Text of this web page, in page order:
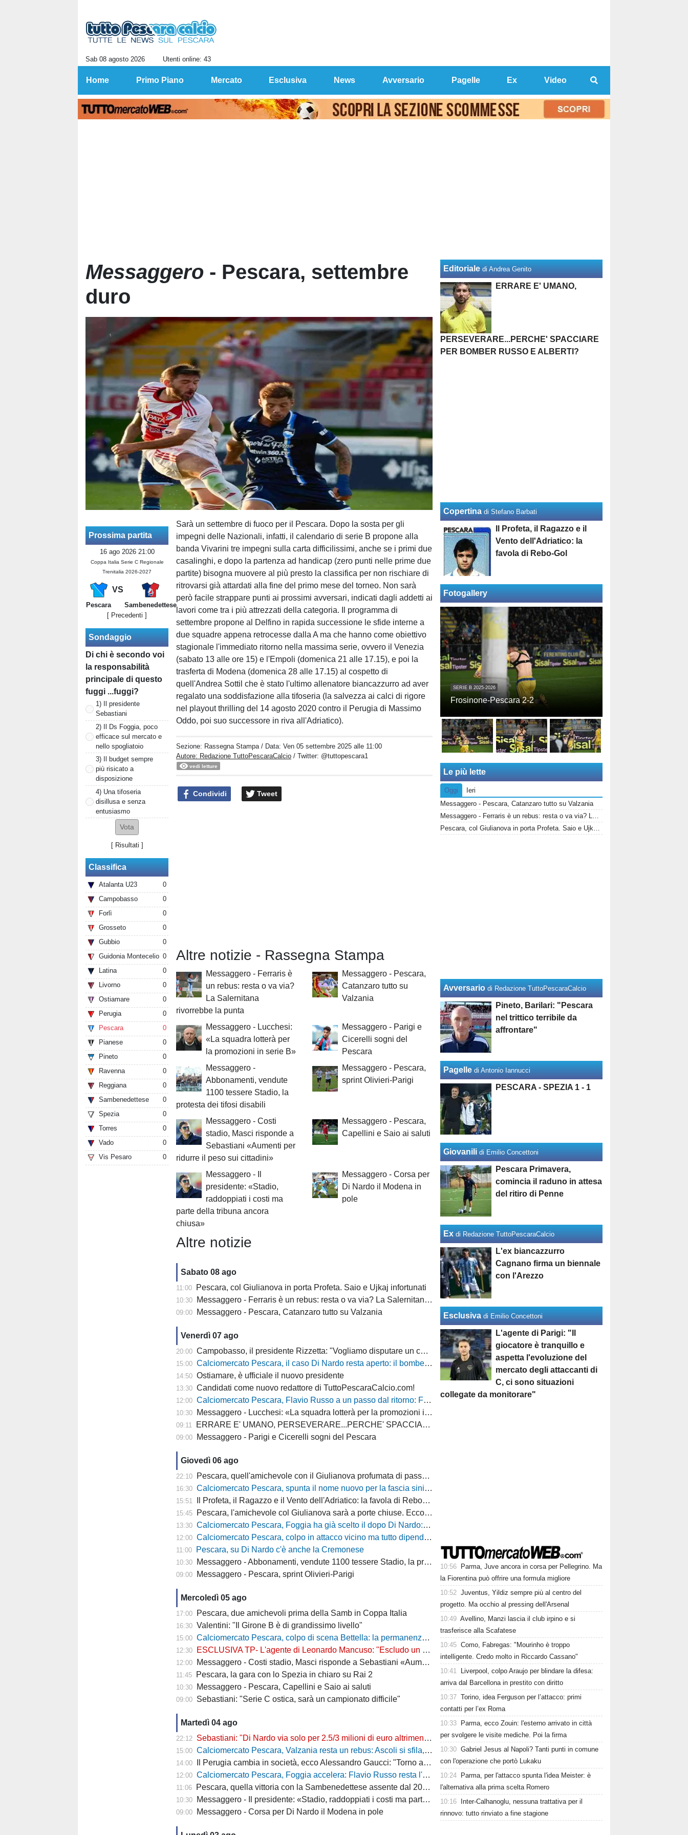
Sab 08 agosto 2026 Utenti online: 43
Home Primo Piano Mercato Esclusiva News Avversario Pagelle Ex Video
Messaggero - Pescara, settembre
duro
Prossima partita
16 ago 2026 21:00
Coppa Italia Serie C Regionale
Trenitalia 2026-2027
VS
Pescara
Sambenedettese
[ Precedenti ]
Sondaggio
Di chi è secondo voi
la responsabilità
principale di questo
fuggi ...fuggi?
1) Il presidente
Sebastiani
2) Il Ds Foggia, poco
efficace sul mercato e
nello spogliatoio
3) Il budget sempre
più risicato a
disposizione
4) Una tifoseria
disillusa e senza
entusiasmo
[ Risultati ]
Classifica
Atalanta U23
0
Campobasso
0
Forlì
0
Grosseto
0
Gubbio
0
Guidonia Montecelio 0
Latina
0
Livorno
0
Ostiamare
0
Perugia
0
Pescara
0
Pianese
0
Pineto
0
Ravenna
0
Reggiana
0
Sambenedettese
0
Spezia
0
Torres
0
Vado
0
Vis Pesaro
0
Sarà un settembre di fuoco per il Pescara. Dopo la sosta per gli
impegni delle Nazionali, infatti, il calendario di serie B propone alla
banda Vivarini tre impegni sulla carta difficilissimi, anche se i primi due
casalinghi, e dopo la partenza ad handicap (zero punti nelle prime due
partite) bisogna muovere al più presto la classifica per non rischiare di
ritrovarsi già attardati alla fine del primo mese del torneo. Non sarà
però facile strappare punti ai prossimi avversari, indicati dagli addetti ai
lavori come tra i più attrezzati della categoria. Il programma di
settembre propone al Delfino in rapida successione le sfide interne a
due squadre appena retrocesse dalla A ma che hanno come obiettivo
stagionale l'immediato ritorno nella massima serie, ovvero il Venezia
(sabato 13 alle ore 15) e l'Empoli (domenica 21 alle 17.15), e poi la
trasferta di Modena (domenica 28 alle 17.15) al cospetto di
quell'Andrea Sottil che è stato l'ultimo allenatore biancazzurro ad aver
regalato una soddisfazione alla tifoseria (la salvezza ai calci di rigore
nel playout thrilling del 14 agosto 2020 contro il Perugia di Massimo
Oddo, poi suo successore in riva all'Adriatico).
Sezione: Rassegna Stampa / Data:Ven 05 settembre 2025 alle 11:00
Autore: Redazione TuttoPescaraCalcio / Twitter: @tuttopescara1
vedi letture
Condividi Tweet
Altre notizie - Rassegna Stampa
Messaggero - Ferraris è
un rebus: resta o va via?
La Salernitana
rivorrebbe la punta
Messaggero - Pescara,
Catanzaro tutto su
Valzania
Messaggero - Lucchesi:
«La squadra lotterà per
la promozioni in serie B»
Messaggero - Parigi e
Cicerelli sogni del
Pescara
Messaggero -
Abbonamenti, vendute
1100 tessere Stadio, la
protesta dei tifosi disabili
Messaggero - Pescara,
sprint Olivieri-Parigi
Messaggero - Costi
stadio, Masci risponde a
Sebastiani «Aumenti per
ridurre il peso sui cittadini»
Messaggero - Pescara,
Capellini e Saio ai saluti
Messaggero - Il
presidente: «Stadio,
raddoppiati i costi ma
parte della tribuna ancora
chiusa»
Messaggero - Corsa per
Di Nardo il Modena in
pole
Altre notizie
Sabato 08 ago
11:00 Pescara, col Giulianova in porta Profeta. Saio e Ujkaj infortunati
10:30 Messaggero - Ferraris è un rebus: resta o va via? La Salernitana rivorrebbe la punta
09:00 Messaggero - Pescara, Catanzaro tutto su Valzania
Venerdì 07 ago
20:00 Campobasso, il presidente Rizzetta: "Vogliamo disputare un campionato di vertice"
15:00 Calciomercato Pescara, il caso Di Nardo resta aperto: il bomber può anche restare in biancazzurro
14:50 Ostiamare, è ufficiale il nuovo presidente
13:30 Candidati come nuovo redattore di TuttoPescaraCalcio.com!
12:00 Calciomercato Pescara, Flavio Russo a un passo dal ritorno: Foggia accelera, il Sassuolo prepara il via libera
10:30 Messaggero - Lucchesi: «La squadra lotterà per la promozioni in serie B»
09:11 ERRARE E' UMANO, PERSEVERARE...PERCHE' SPACCIARE PER BOMBER RUSSO E ALBERTI?
09:00 Messaggero - Parigi e Cicerelli sogni del Pescara
Giovedì 06 ago
22:10 Pescara, quell'amichevole con il Giulianova profumata di passato
16:30 Calciomercato Pescara, spunta il nome nuovo per la fascia sinistra
15:51 Il Profeta, il Ragazzo e il Vento dell'Adriatico: la favola di Rebo-Gol
15:45 Pescara, l'amichevole col Giulianova sarà a porte chiuse. Ecco anche il nuovo orario
13:30 Calciomercato Pescara, Foggia ha già scelto il dopo Di Nardo: c'è un nome in cima alla lista
12:00 Calciomercato Pescara, colpo in attacco vicino ma tutto dipende da Di Nardo: il Frosinone si chiama fuori?
11:00 Pescara, su Di Nardo c'è anche la Cremonese
10:30 Messaggero - Abbonamenti, vendute 1100 tessere Stadio, la protesta dei tifosi disabili
09:00 Messaggero - Pescara, sprint Olivieri-Parigi
Mercoledì 05 ago
17:00 Pescara, due amichevoli prima della Samb in Coppa Italia
16:30 Valentini: "Il Girone B è di grandissimo livello"
15:00 Calciomercato Pescara, colpo di scena Bettella: la permanenza non è più un'ipotesi, ecco cosa sta succedendo
12:30 ESCLUSIVA TP- L'agente di Leonardo Mancuso: "Escludo un suo ritorno a Pescara, vuole rimanere in B"
12:00 Messaggero - Costi stadio, Masci risponde a Sebastiani «Aumenti per ridurre il peso sui cittadini»
11:45 Pescara, la gara con lo Spezia in chiaro su Rai 2
10:30 Messaggero - Pescara, Capellini e Saio ai saluti
09:00 Sebastiani: "Serie C ostica, sarà un campionato difficile"
Martedì 04 ago
22:12 Sebastiani: "Di Nardo via solo per 2.5/3 milioni di euro altrimenti resta a Pescara"
15:00 Calciomercato Pescara, Valzania resta un rebus: Ascoli si sfila, il Catanzaro osserva
14:00 Il Perugia cambia in società, ecco Alessandro Gaucci: "Torno a casa, ecco chi è il nuovo allenatore"
12:00 Calciomercato Pescara, Foggia accelera: Flavio Russo resta l'obiettivo, ma cresce la concorrenza
11:06 Pescara, quella vittoria con la Sambenedettese assente dal 2007-08
10:30 Messaggero - Il presidente: «Stadio, raddoppiati i costi ma parte della tribuna ancora chiusa»
09:00 Messaggero - Corsa per Di Nardo il Modena in pole
Editoriale di Andrea Genito
ERRARE E' UMANO,
PERSEVERARE...PERCHE' SPACCIARE
PER BOMBER RUSSO E ALBERTI?
Copertina di Stefano Barbati
Il Profeta, il Ragazzo e il
Vento dell'Adriatico: la
favola di Rebo-Gol
Fotogallery
SERIE B 2025-2026
Frosinone-Pescara 2-2
Le più lette
Oggi
Ieri
Messaggero - Pescara, Catanzaro tutto su Valzania
Messaggero - Ferraris è un rebus: resta o va via? La Salernitana rivorrebbe la punta
Pescara, col Giulianova in porta Profeta. Saio e Ujkaj infortunati
Avversario di Redazione TuttoPescaraCalcio
Pineto, Barilari: "Pescara
nel trittico terribile da
affrontare"
Pagelle di Antonio Iannucci
PESCARA - SPEZIA 1 - 1
Giovanili di Emilio Concettoni
Pescara Primavera,
comincia il raduno in attesa
del ritiro di Penne
Ex di Redazione TuttoPescaraCalcio
L'ex biancazzurro
Cagnano firma un biennale
con l'Arezzo
Esclusiva di Emilio Concettoni
L'agente di Parigi: "Il
giocatore è tranquillo e
aspetta l'evoluzione del
mercato degli attaccanti di
C, ci sono situazioni
collegate da monitorare"
10:56
Parma, Juve ancora in corsa per Pellegrino. Ma
la Fiorentina può offrire una formula migliore
10:52 Juventus, Yildiz sempre più al centro del
progetto. Ma occhio al pressing dell'Arsenal
10:49 Avellino, Manzi lascia il club irpino e si
trasferisce alla Scafatese
10:45 Como, Fabregas: "Mourinho è troppo
intelligente. Credo molto in Riccardo Cassano"
10:41
Liverpool, colpo Araujo per blindare la difesa:
arriva dal Barcellona in prestito con diritto
10:37 Torino, idea Ferguson per l’attacco: primi
contatti per l’ex Roma
10:33
Parma, ecco Zouin: l'esterno arrivato in città
per svolgere le visite mediche. Poi la firma
10:30 Gabriel Jesus al Napoli? Tanti punti in comune
con l'operazione che portò Lukaku
10:24
Parma, per l'attacco spunta l'idea Meister: è
l'alternativa alla prima scelta Romero
10:16
Inter-Calhanoglu, nessuna trattativa per il
rinnovo: tutto rinviato a fine stagione